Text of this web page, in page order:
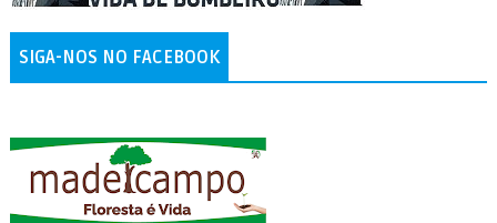
SIGA-NOS NO FACEBOOK